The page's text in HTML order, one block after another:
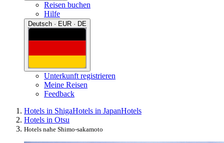
Reisen buchen
Hilfe
Deutsch · EUR · DE
Unterkunft registrieren
Meine Reisen
Feedback
Hotels in ShigaHotels in JapanHotels
Hotels in Otsu
Hotels nahe Shimo-sakamoto